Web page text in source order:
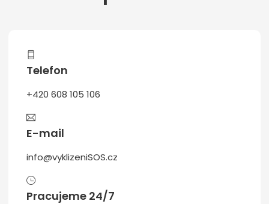
Telefon
+420 608 105 106
E-mail
info@vyklizeniSOS.cz
Pracujeme 24/7